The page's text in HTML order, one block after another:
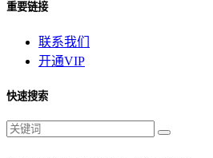
重要链接
联系我们
开通VIP
快速搜索